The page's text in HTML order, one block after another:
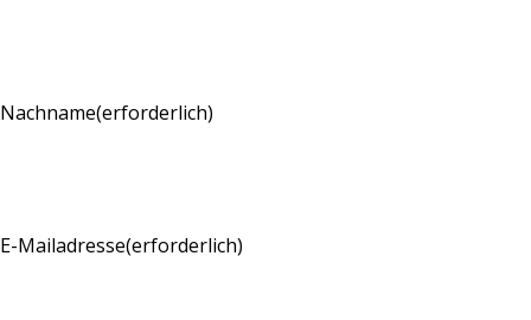
Nachname(erforderlich)
E-Mailadresse(erforderlich)